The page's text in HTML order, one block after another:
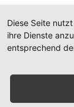
Diese Seite
ihre Dienste
entsprechend